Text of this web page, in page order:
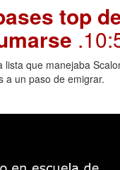
top
lista que manejaba
a un paso de emigrar.